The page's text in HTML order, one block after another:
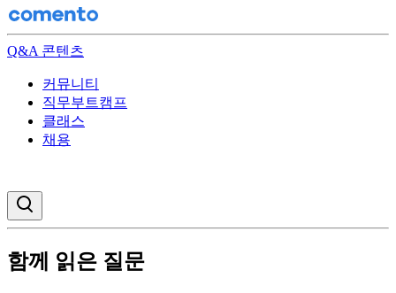
Q&A 콘텐츠
커뮤니티
직무부트캠프
클래스
채용
함께 읽은 질문